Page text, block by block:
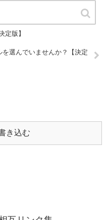
定版】
選んでいませんか？【決定
き込む